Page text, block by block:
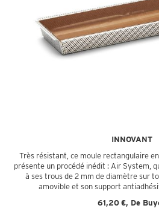
INNOVANT
Très résistant, ce moule rectangulaire
présente un procédé inédit : Air System,
à ses trous de 2 mm de diamètre sur
amovible et son support
61,20 €, De